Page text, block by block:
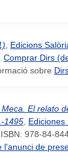
Edicions
Comprar Dirs
sobre
El relato
1495 Ediciones
ISBN: 978-84-
l'anunci de